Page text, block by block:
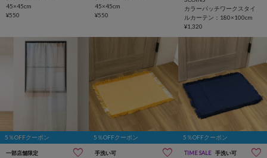
45×45cm
¥550
45×45cm
¥550
カラーパッチワークスタイ
ルカーテン：180×100cm
¥1,320
5％OFFクーポン
一部店舗限定
5％OFFクーポン
手洗い可
5％OFFクーポン
TIME SALE 手洗い可